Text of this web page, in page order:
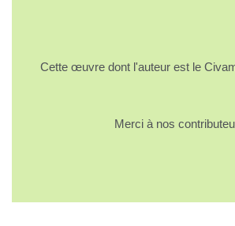
Cette œuvre dont l'auteur est le
Merci à nos